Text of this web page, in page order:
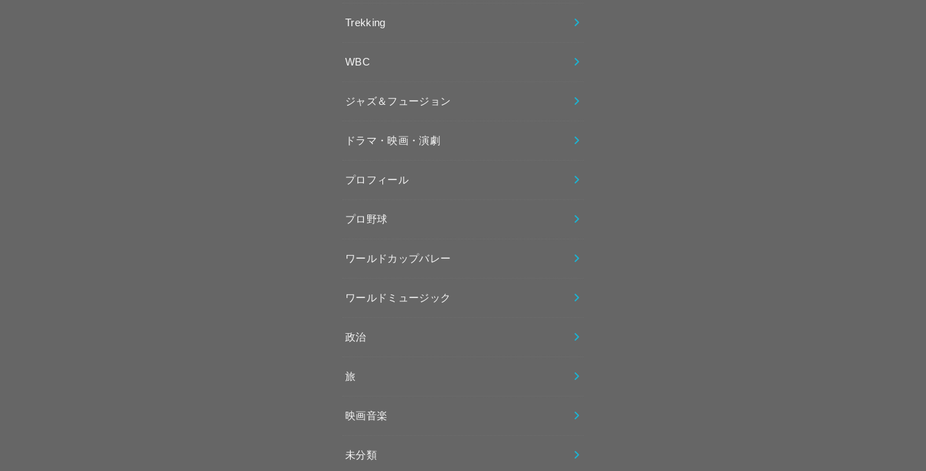
Trekking
WBC
ジャズ＆フュージョン
ドラマ・映画・演劇
プロフィール
プロ野球
ワールドカップバレー
ワールドミュージック
政治
旅
映画音楽
未分類